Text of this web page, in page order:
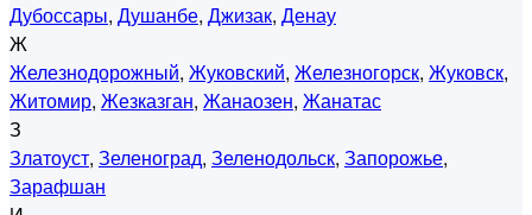
Дубоссары, Душанбе, Джизак, Денау
Ж
Железнодорожный, Жуковский, Железногорск, Жуковск,
Житомир, Жезказган, Жанаозен, Жанатас
З
Златоуст, Зеленоград, Зеленодольск, Запорожье,
Зарафшан